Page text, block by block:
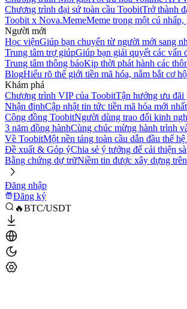
Chương trình đại sứ toàn cầu ToobitTrở thành
Toobit x Nova.MemeMeme trong một cú nhấp,
Người mới
Học việnGiúp bạn chuyển từ người mới sang
Trung tâm trợ giúpGiúp bạn giải quyết các vấn
Trung tâm thông báoKịp thời phát hành các
BlogHiểu rõ thế giới tiền mã hóa, nắm bắt cơ
Khám phá
Chương trình VIP của ToobitTận hưởng ưu đãi
Nhận địnhCập nhật tin tức tiền mã hóa mới nhất
Cộng đồng ToobitNgười dùng trao đổi kinh
3 năm đồng hànhCùng chúc mừng hành trình
Về ToobitMột nền tảng toàn cầu dẫn đầu thế
Đề xuất & Góp ýChia sẻ ý tưởng để cải thiện
Bằng chứng dự trữNiềm tin được xây dựng
Đăng nhập
Đăng ký
🔥BTC/USDT